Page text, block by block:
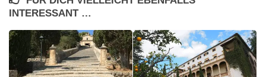
INTERESSANT …